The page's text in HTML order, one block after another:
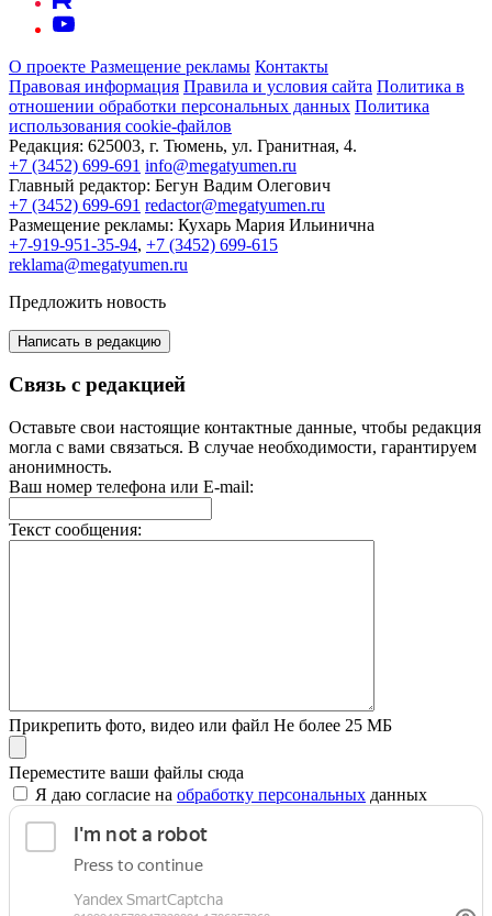
О проекте Размещение рекламы Контакты
Правовая информация Правила и условия сайта Политика в
отношении обработки персональных данных Политика
использования cookie-файлов
Редакция: 625003, г. Тюмень, ул. Гранитная, 4.
+7 (3452) 699-691 info@megatyumen.ru
Главный редактор: Бегун Вадим Олегович
+7 (3452) 699-691 redactor@megatyumen.ru
Размещение рекламы: Кухарь Мария Ильинична
+7-919-951-35-94, +7 (3452) 699-615
reklama@megatyumen.ru
Предложить новость
Написать в редакцию
Связь с редакцией
Оставьте свои настоящие контактные данные, чтобы редакция
могла с вами связаться. В случае необходимости, гарантируем
анонимность.
Ваш номер телефона или E-mail:
Текст сообщения:
Прикрепить фото, видео или файл Не более 25 МБ
Переместите ваши файлы сюда
Я даю согласие на обработку персональных данных